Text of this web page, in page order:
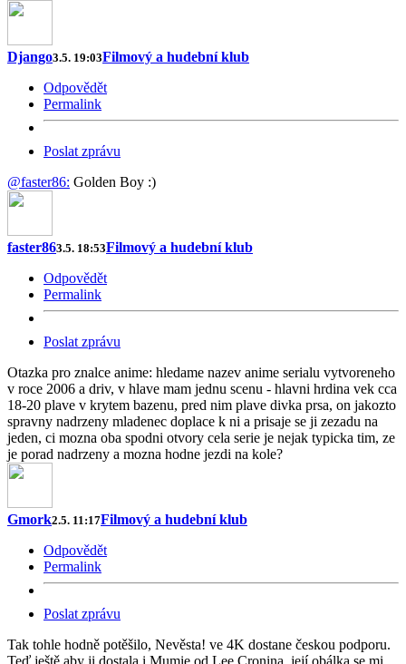
Django3.5. 19:03Filmový a hudební klub
Odpovědět
Permalink
Poslat zprávu
@faster86: Golden Boy :)
faster863.5. 18:53Filmový a hudební klub
Odpovědět
Permalink
Poslat zprávu
Otazka pro znalce anime: hledame nazev anime serialu vytvoreneho
v roce 2006 a driv, v hlave mam jednu scenu - hlavni hrdina vek cca
18-20 plave v krytem bazenu, pred nim plave divka prsa, on jakozto
spravny nadrzeny mladenec doplace k ni a prisaje se ji zezadu na
jeden, ci mozna oba spodni otvory cela serie je nejak typicka tim, ze
je porad nadrzeny a mozna hodne jezdi na kole?
Gmork2.5. 11:17Filmový a hudební klub
Odpovědět
Permalink
Poslat zprávu
Tak tohle hodně potěšilo, Nevěsta! ve 4K dostane českou podporu.
Teď ještě aby ji dostala i Mumie od Lee Cronina, její obálka se mi